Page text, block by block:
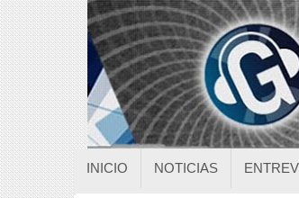
INICIO NOTICIAS